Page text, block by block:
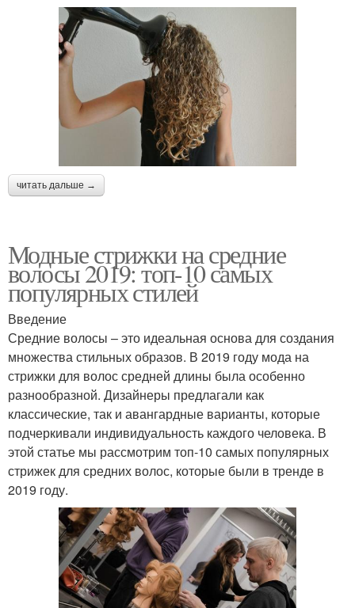
читать дальше →
Модные стрижки на средние
волосы 2019: топ-10 самых
популярных стилей
Введение
Средние волосы – это идеальная основа для создания
множества стильных образов. В 2019 году мода на
стрижки для волос средней длины была особенно
разнообразной. Дизайнеры предлагали как
классические, так и авангардные варианты, которые
подчеркивали индивидуальность каждого человека. В
этой статье мы рассмотрим топ-10 самых популярных
стрижек для средних волос, которые были в тренде в
2019 году.